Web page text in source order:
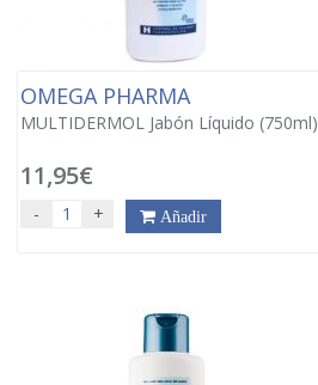
OMEGA PHARMA
MULTIDERMOL Jabón Líquido (750ml)
11,95€
- + Añadir